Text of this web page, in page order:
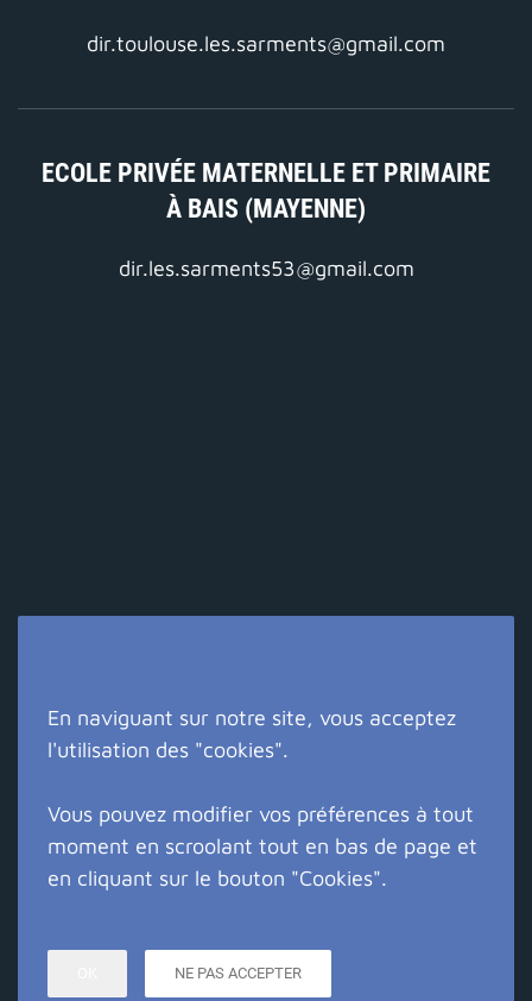
dir.toulouse.les.sarments@gmail.com
ECOLE PRIVÉE MATERNELLE ET PRIMAIRE
À BAIS (MAYENNE)
dir.les.sarments53@gmail.com
Suivez-nous !
Copyright © LES SARMENTS 2013
Mentions légales
Création site internet Eure : Crealys Web
En naviguant sur notre site, vous acceptez
l'utilisation des "cookies".
Vous pouvez modifier vos préférences à tout
moment en scroolant tout en bas de page et
en cliquant sur le bouton "Cookies".
NE PAS ACCEPTER